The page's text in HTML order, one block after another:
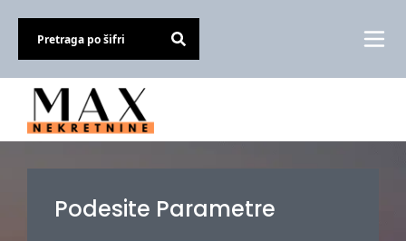
Podesite Parametre